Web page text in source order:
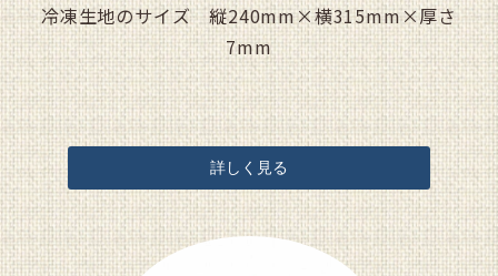
冷凍生地のサイズ 縦240mm×横315mm×厚さ
7mm
詳しく見る